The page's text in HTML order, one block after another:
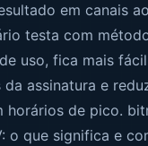
em canais
testa com
uso, fica mais
da assinatura e
horários de pico.
o que significa e